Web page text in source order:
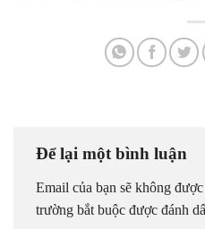
Để lại một bình luận
Email của bạn sẽ không
trường bắt buộc được đánh